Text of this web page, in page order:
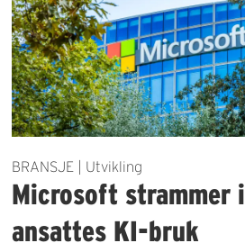
BRANSJE | Utvikling
Microsoft strammer
ansattes KI-bruk